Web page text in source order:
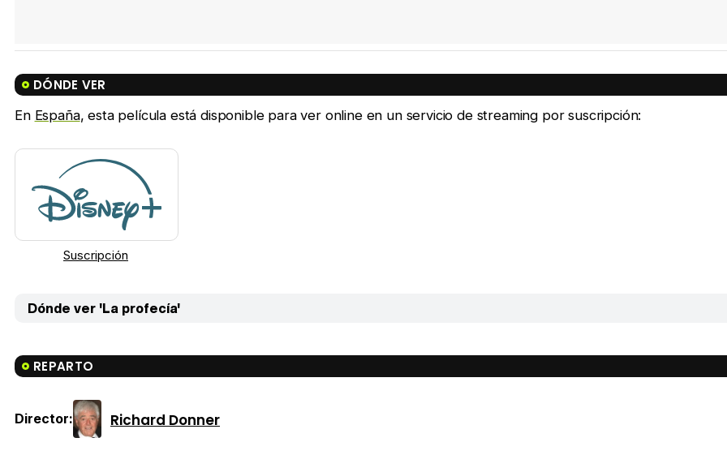
DÓNDE VER
En España, esta película está disponible para ver online en un servicio de streaming por suscripción:
Suscripción
Dónde ver 'La profecía'
REPARTO
Director: Richard Donner